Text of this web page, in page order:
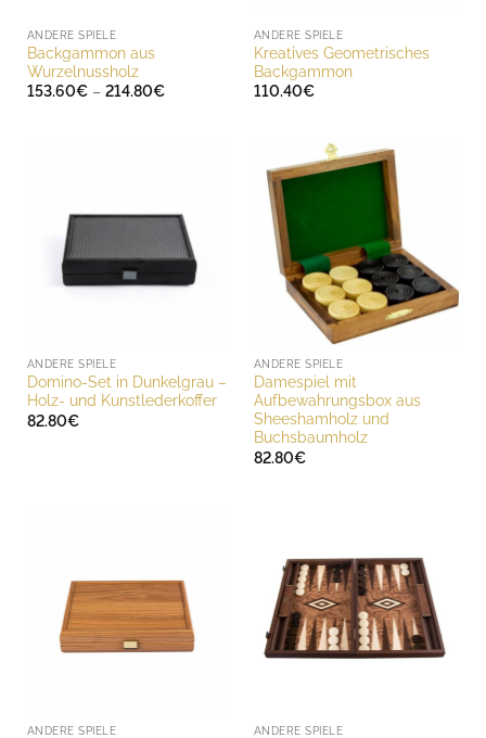
ANDERE SPIELE
Backgammon aus
Wurzelnussholz
153.60€ – 214.80€Preisspanne:
ANDERE SPIELE
Kreatives Geometrisches
Backgammon
110.40€
ANDERE SPIELE
Domino-Set in Dunkelgrau –
Holz- und Kunstlederkoffer
82.80€
ANDERE SPIELE
Damespiel mit
Aufbewahrungsbox aus
Sheeshamholz und
Buchsbaumholz
82.80€
ANDERE SPIELE ANDERE SPIELE